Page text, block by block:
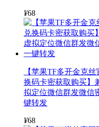
¥68
【苹果TF多开金克
换码卡密获取购买】
拟定位微信群发微信
键转发
¥68